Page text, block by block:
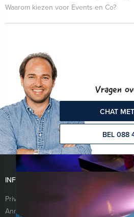
Waarom kiezen voor Events en Co?
Vragen
CHAT
BEL 088
INFORMATIE
Privacy- en cookieverklaring
Annuleringsverzekering